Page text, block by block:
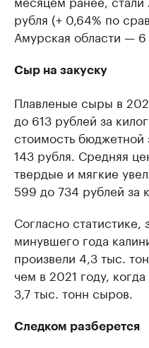
рубля (+ 0,64% по
Амурская области —
Сыр на закуску
Плавленые сыры в
до 613 рублей за
стоимость бюджетной
143 рубля. Средняя
твердые и мягкие
599 до 734 рублей за
Согласно статистике,
минувшего года
произвели 4,3 тыс.
чем в 2021 году,
3,7 тыс. тонн сыров.
Следком разберется